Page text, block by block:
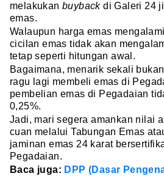
melakukanbuybackdi Galeri 24
emas.
Walaupun harga emas
cicilan emas tidak akan
tetap seperti hitungan awal.
Bagaimana, menarik sekali
ragu lagi membeli emas di
pembelian emas di Pegadaian
0,25%.
Jadi, mari segera amankan nilai
cuan melalui Tabungan Emas
jaminan emas 24 karat
Pegadaian.
Baca juga: DPP (Dasar